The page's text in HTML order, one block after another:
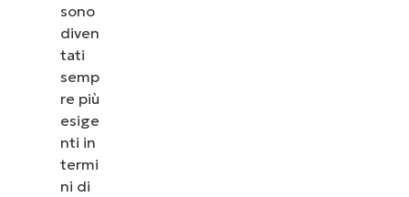
sono
diven
tati
semp
re più
esige
nti in
termi
ni di